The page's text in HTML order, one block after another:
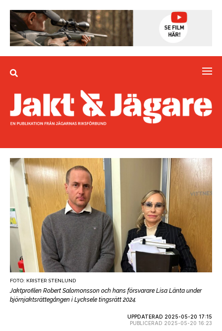
FOTO: KRISTER STENLUND
Jaktprofilen Robert Salomonsson och hans försvarare Lisa Länta under
björnjaktsrättegången i Lycksele tingsrätt 2024.
UPPDATERAD 2025-05-20 17:15
PUBLICERAD 2025-05-20 16:23